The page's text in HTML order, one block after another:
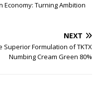
Turning Ambition
NEXT
Formulation of TKTX
Numbing Cream Green 80%